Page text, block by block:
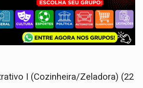
I (Cozinheira/Zeladora) (22